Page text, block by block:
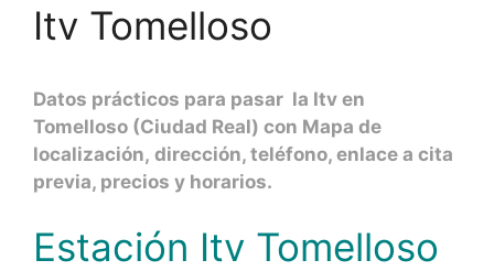
Itv Tomelloso
Datos prácticos para pasar la Itv en
Tomelloso (Ciudad Real) con Mapa de
localización, dirección, teléfono, enlace a cita
previa, precios y horarios.
Estación Itv Tomelloso